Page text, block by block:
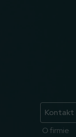
Kontakt
O firmie